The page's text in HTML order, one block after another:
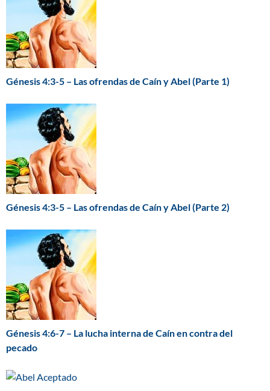
Génesis 4:3-5 – Las ofrendas de Caín y Abel (Parte 1)
Génesis 4:3-5 – Las ofrendas de Caín y Abel (Parte 2)
Génesis 4:6-7 – La lucha interna de Caín en contra del
pecado